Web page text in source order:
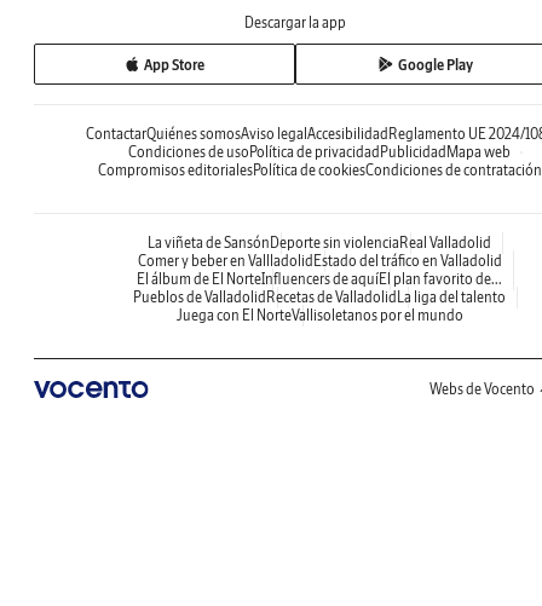
Descargar la app
App Store Google Play
ContactarQuiénes somosAviso legal Accesibilidad Reglamento UE 2024/
Condiciones de uso Política de privacidad Publicidad Mapa web
Compromisos editorialesPolítica de cookiesCondiciones de contratación
La viñeta de Sansón Deporte sin violencia Real Valladolid
Comer y beber en Vallladolid Estado del tráfico en Valladolid
El álbum de El NorteInfluencers de aquíEl plan favorito de...
Pueblos de Valladolid Recetas de Valladolid La liga del talento
Juega con El NorteVallisoletanos por el mundo
Webs de Vocento